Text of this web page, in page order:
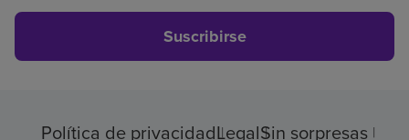
Suscribirse
Política de privacidadLegalSin sorpresas